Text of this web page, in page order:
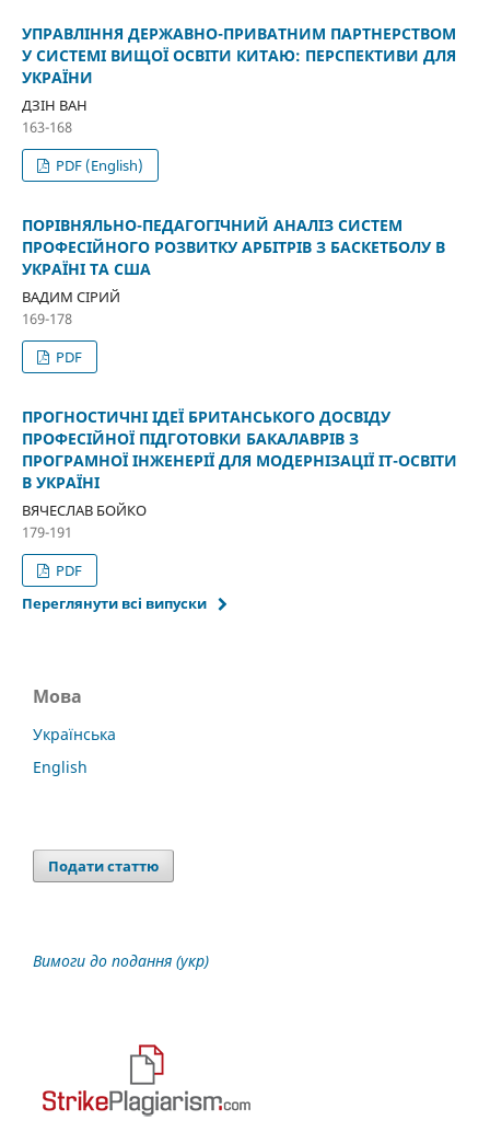
УПРАВЛІННЯ ДЕРЖАВНО-ПРИВАТНИМ ПАРТНЕРСТВОМ
У СИСТЕМІ ВИЩОЇ ОСВІТИ КИТАЮ: ПЕРСПЕКТИВИ ДЛЯ
УКРАЇНИ
ДЗІН ВАН
163-168
PDF (English)
ПОРІВНЯЛЬНО-ПЕДАГОГІЧНИЙ АНАЛІЗ СИСТЕМ
ПРОФЕСІЙНОГО РОЗВИТКУ АРБІТРІВ З БАСКЕТБОЛУ В
УКРАЇНІ ТА США
ВАДИМ СІРИЙ
169-178
PDF
ПРОГНОСТИЧНІ ІДЕЇ БРИТАНСЬКОГО ДОСВІДУ
ПРОФЕСІЙНОЇ ПІДГОТОВКИ БАКАЛАВРІВ З
ПРОГРАМНОЇ ІНЖЕНЕРІЇ ДЛЯ МОДЕРНІЗАЦІЇ ІТ-ОСВІТИ
В УКРАЇНІ
ВЯЧЕСЛАВ БОЙКО
179-191
PDF
Переглянути всі випуски
Мова
Українська
English
Подати статтю
Вимоги до подання (укр)